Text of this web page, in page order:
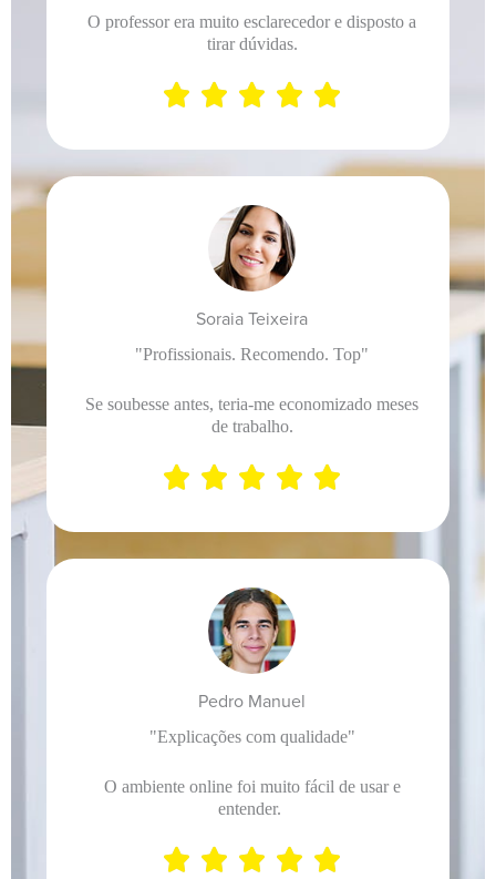
O professor era muito esclarecedor e disposto a
tirar dúvidas.
    
Soraia Teixeira
"Profissionais. Recomendo. Top"
Se soubesse antes, teria-me economizado meses
de trabalho.
    
Pedro Manuel
"Explicações com qualidade"
O ambiente online foi muito fácil de usar e
entender.
    